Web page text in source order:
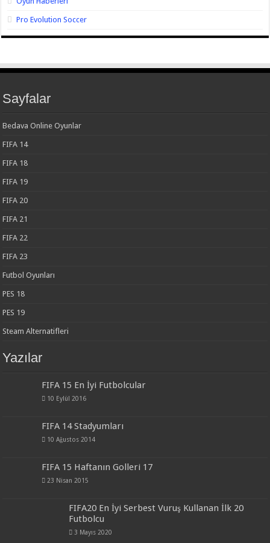
Pro Evolution Soccer
Sayfalar
Bedava Online Oyunlar
FIFA 14
FIFA 18
FIFA 19
FIFA 20
FIFA 21
FIFA 22
FIFA 23
Futbol Oyunları
PES 18
PES 19
Steam Alternatifleri
Yazılar
FIFA 15 En İyi Futbolcular
10 Eylül 2016
FIFA 14 Stadyumları
10 Ağustos 2014
FIFA 15 Haftanın Golleri 17
23 Nisan 2015
FIFA20 En İyi Serbest Vuruş Kullanan İlk 20
Futbolcu
3 Mayıs 2020